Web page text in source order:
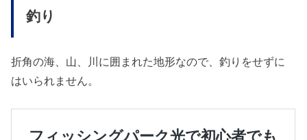
釣り
折角の海、山、川に囲まれた地形なので、釣りをせずに
はいられません。